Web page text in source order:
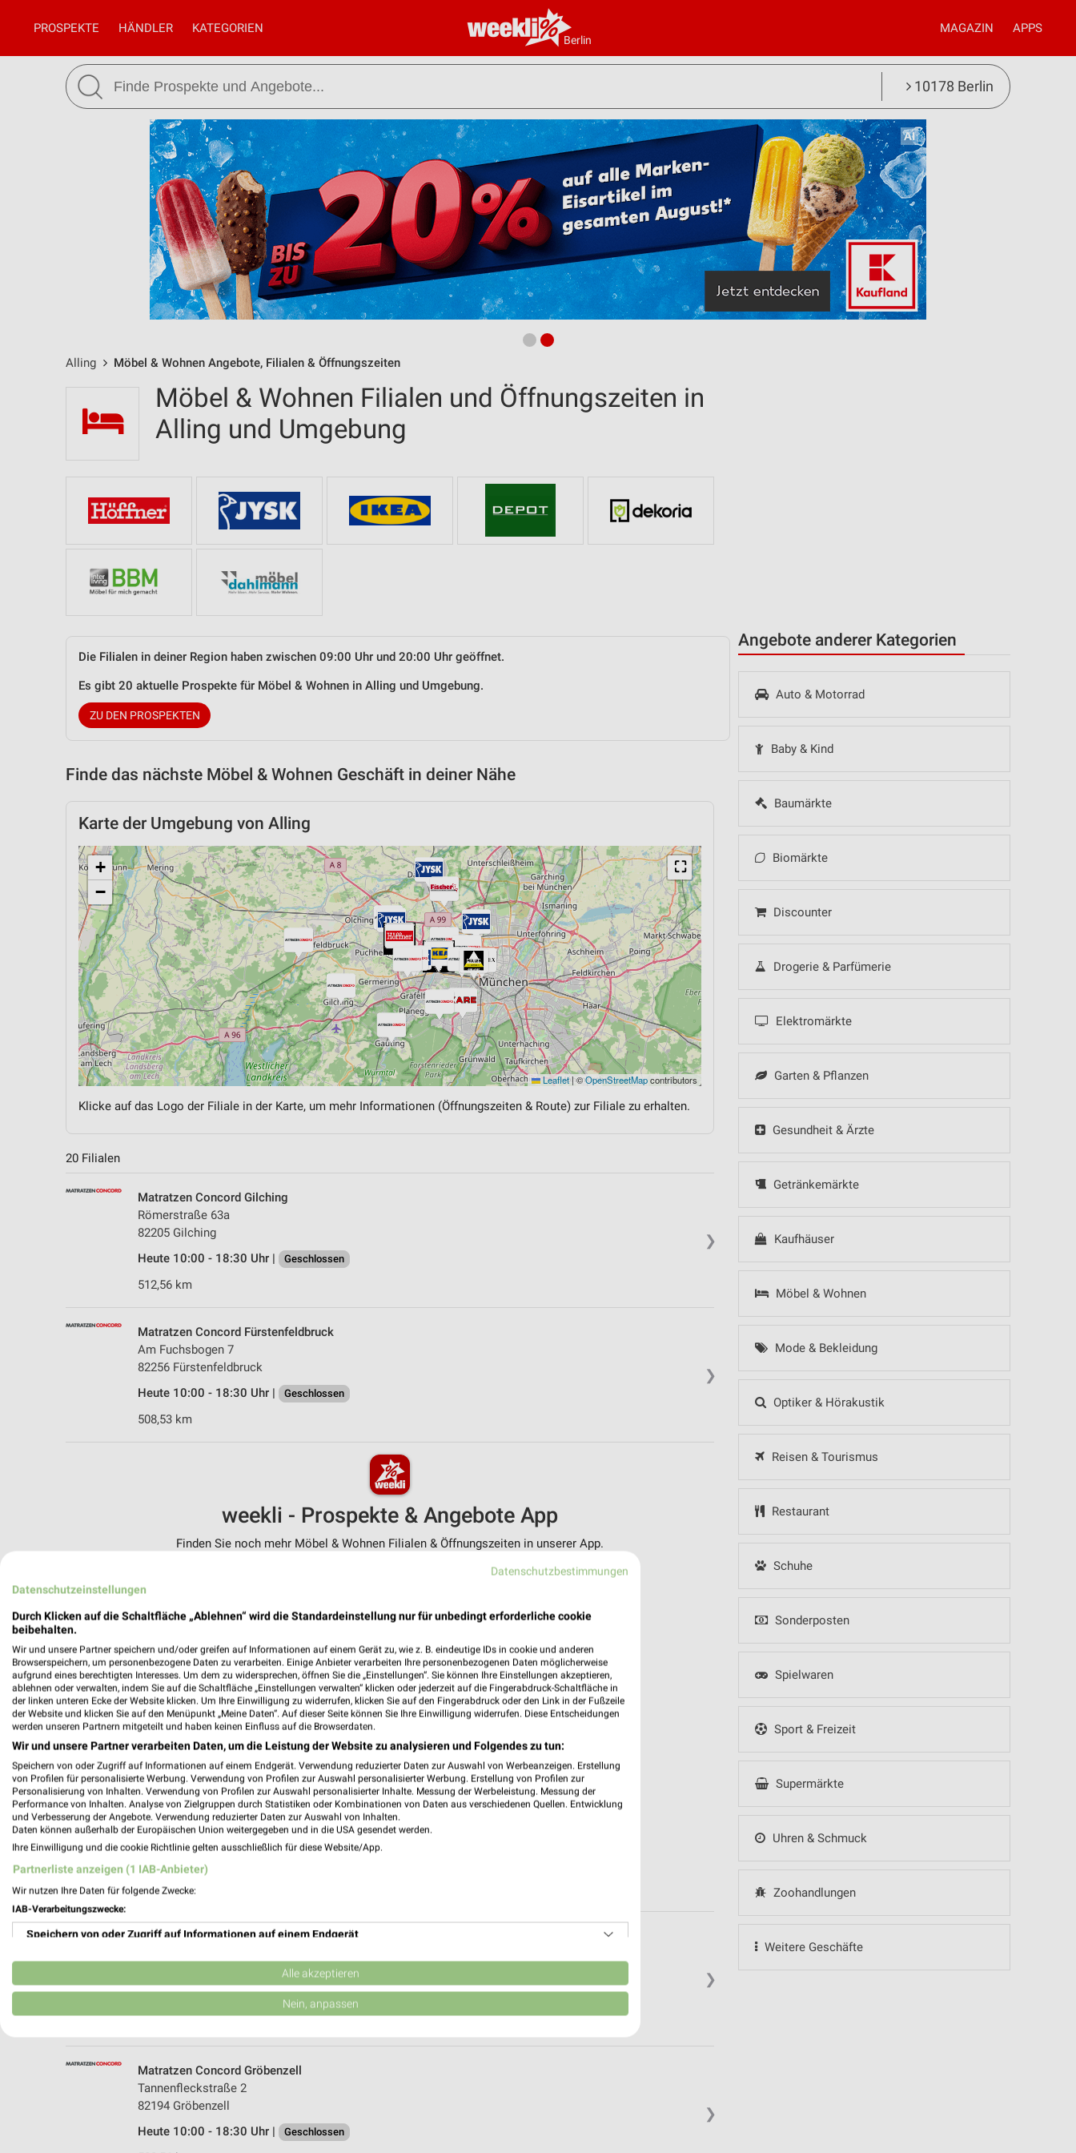
Berlin
PROSPEKTE HÄNDLER KATEGORIEN MAGAZIN APPS
10178 Berlin
Alling Möbel & Wohnen Angebote, Filialen & Öffnungszeiten
Angebote anderer Kategorien
Auto & Motorrad
Baby & Kind
Baumärkte
Biomärkte
Discounter
Drogerie & Parfümerie
Elektromärkte
Garten & Pflanzen
Gesundheit & Ärzte
Getränkemärkte
Kaufhäuser
Möbel & Wohnen
Mode & Bekleidung
Optiker & Hörakustik
Reisen & Tourismus
Restaurant
Schuhe
Sonderposten
Spielwaren
Sport & Freizeit
Supermärkte
Uhren & Schmuck
Zoohandlungen
Weitere Geschäfte
Möbel & Wohnen Filialen und Öffnungszeiten in
Alling und Umgebung
Die Filialen in deiner Region haben zwischen 09:00 Uhr und 20:00 Uhr geöffnet.
Es gibt 20 aktuelle Prospekte für Möbel & Wohnen in Alling und Umgebung.
ZU DEN PROSPEKTEN
Finde das nächste Möbel & Wohnen Geschäft in deiner Nähe
Karte der Umgebung von Alling
⛶
+
−
Leaflet|©OpenStreetMapcontributors
Klicke auf das Logo der Filiale in der Karte, um mehr Informationen (Öffnungszeiten & Route) zur Filiale zu erhalten.
20 Filialen
❯
Matratzen Concord Gilching
Römerstraße 63a
82205 Gilching
Heute 10:00 - 18:30 Uhr |
Geschlossen
512,56 km
❯
Matratzen Concord Fürstenfeldbruck
Am Fuchsbogen 7
82256 Fürstenfeldbruck
Heute 10:00 - 18:30 Uhr |
Geschlossen
508,53 km
weekli - Prospekte & Angebote App
Finden Sie noch mehr Möbel & Wohnen Filialen & Öffnungszeiten in unserer App.
✔Push-Benachrichtigungen bei neuen Prospekten
Einkaufsliste - Einkauf stressfrei planen
Nutze weekli auch mobil – App jetzt laden oder QR-Code scannen.
❯
Höffner Möbelhaus München-Freiham
Heute 10:00 - 19:00 Uhr | Geschlossen
❯
Matratzen Concord Gröbenzell
Tannenfleckstraße 2
82194 Gröbenzell
Heute 10:00 - 18:30 Uhr |
Geschlossen
Datenschutzbestimmungen
Datenschutzeinstellungen
Durch Klicken auf die Schaltfläche „Ablehnen“ wird die Standardeinstellung nur für unbedingt erforderliche cookie
beibehalten.
Wir und unsere Partner speichern und/oder greifen auf Informationen auf einem Gerät zu, wie z. B. eindeutige IDs in cookie und anderen
Browserspeichern, um personenbezogene Daten zu verarbeiten. Einige Anbieter verarbeiten Ihre personenbezogenen Daten möglicherweise
aufgrund eines berechtigten Interesses. Um dem zu widersprechen, öffnen Sie die „Einstellungen“. Sie können Ihre Einstellungen akzeptieren,
ablehnen oder verwalten, indem Sie auf die Schaltfläche „Einstellungen verwalten“ klicken oder jederzeit auf die Fingerabdruck-Schaltfläche in
der linken unteren Ecke der Website klicken. Um Ihre Einwilligung zu widerrufen, klicken Sie auf den Fingerabdruck oder den Link in der Fußzeile
der Website und klicken Sie auf den Menüpunkt „Meine Daten“. Auf dieser Seite können Sie Ihre Einwilligung widerrufen. Diese Entscheidungen
werden unseren Partnern mitgeteilt und haben keinen Einfluss auf die Browserdaten.
Wir und unsere Partner verarbeiten Daten, um die Leistung der Website zu analysieren und Folgendes zu tun:
Speichern von oder Zugriff auf Informationen auf einem Endgerät. Verwendung reduzierter Daten zur Auswahl von Werbeanzeigen. Erstellung
von Profilen für personalisierte Werbung. Verwendung von Profilen zur Auswahl personalisierter Werbung. Erstellung von Profilen zur
Personalisierung von Inhalten. Verwendung von Profilen zur Auswahl personalisierter Inhalte. Messung der Werbeleistung. Messung der
Performance von Inhalten. Analyse von Zielgruppen durch Statistiken oder Kombinationen von Daten aus verschiedenen Quellen. Entwicklung
und Verbesserung der Angebote. Verwendung reduzierter Daten zur Auswahl von Inhalten.
Daten können außerhalb der Europäischen Union weitergegeben und in die USA gesendet werden.
Ihre Einwilligung und die cookie Richtlinie gelten ausschließlich für diese Website/App.
Partnerliste anzeigen (1 IAB-Anbieter)
Wir nutzen Ihre Daten für folgende Zwecke:
IAB-Verarbeitungszwecke:
Speichern von oder Zugriff auf Informationen auf einem Endgerät
Verwendung reduzierter Daten zur Auswahl von Werbeanzeigen
Erstellung von Profilen für personalisierte Werbung
Erstellung von Profilen zur Personalisierung von Inhalten
Verwendung von Profilen zur Auswahl personalisierter Inhalte
Messung der Werbeleistung
Alle akzeptieren
Nein, anpassen